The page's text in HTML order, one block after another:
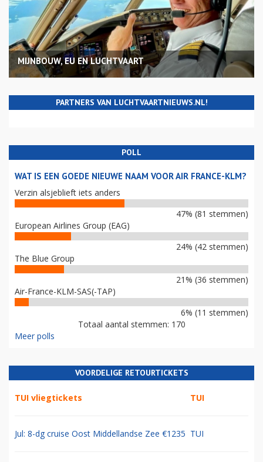
MIJNBOUW, EU EN LUCHTVAART
PARTNERS VAN LUCHTVAARTNIEUWS.NL!
POLL
WAT IS EEN GOEDE NIEUWE NAAM VOOR AIR FRANCE-KLM?
Verzin alsjeblieft iets anders
47% (81 stemmen)
European Airlines Group (EAG)
24% (42 stemmen)
The Blue Group
21% (36 stemmen)
Air-France-KLM-SAS(-TAP)
6% (11 stemmen)
Totaal aantal stemmen: 170
Meer polls
VOORDELIGE RETOURTICKETS
TUI vliegtickets TUI
Jul: 8-dg cruise Oost Middellandse Zee €1235 TUI